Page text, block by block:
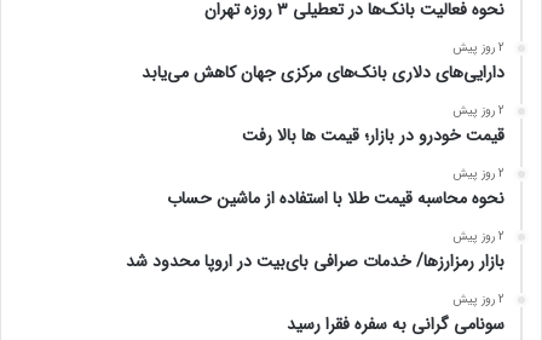
نحوه فعالیت بانک‌ها در تعطیلی ۳ روزه تهران
2 روز پیش
دارایی‌های دلاری بانک‌های مرکزی جهان کاهش می‌یابد
2 روز پیش
قیمت خودرو در بازار؛ قیمت ها بالا رفت
2 روز پیش
نحوه محاسبه قیمت طلا با استفاده از ماشین حساب
2 روز پیش
بازار رمزارزها/ خدمات صرافی بای‌بیت در اروپا محدود شد
2 روز پیش
سونامی گرانی به سفره فقرا رسید